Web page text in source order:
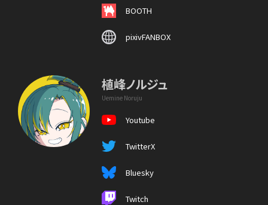
BOOTH
pixivFANBOX
植峰ノルジュ
Uemine Noruju
Youtube
TwitterX
Bluesky
Twitch